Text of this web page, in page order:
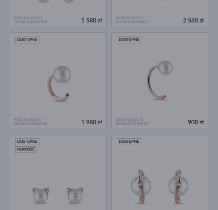
RÓŻOWE ZŁOTO
SŁODKOWODNYCH
5 580 zł
RÓŻOWE ZŁOTO
SŁODKOWODNYCH
2 580 zł
RÓŻOWE ZŁOTO
SŁODKOWODNYCH
DOSTĘPNE
1 980 zł
RÓŻOWE ZŁOTO
SŁODKOWODNYCH
DOSTĘPNE
900 zł
DOSTĘPNE
NOWOŚĆ
DOSTĘPNE